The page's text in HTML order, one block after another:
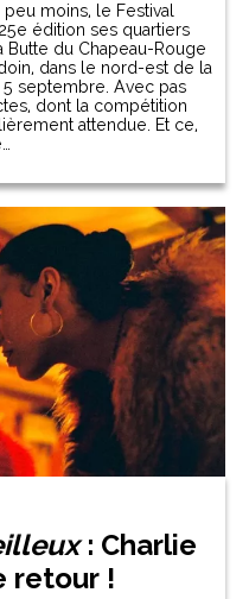
peu moins, le Festival
édition ses quartiers
Butte du Chapeau-Rouge
dans le nord-est de la
septembre. Avec pas
dont la compétition
attendue. Et ce,
: Charlie
retour !